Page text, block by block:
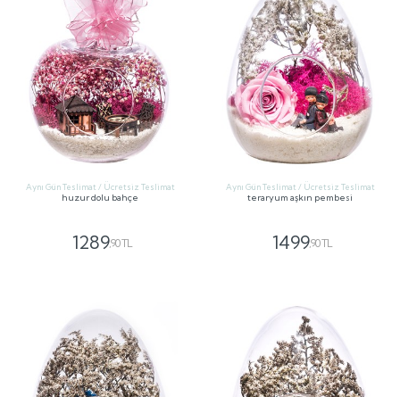
Aynı Gün Teslimat / Ücretsiz Teslimat
huzur dolu bahçe
1289,90 TL
Aynı Gün Teslimat / Ücretsiz Teslimat
teraryum aşkın pembesi
1499,90 TL